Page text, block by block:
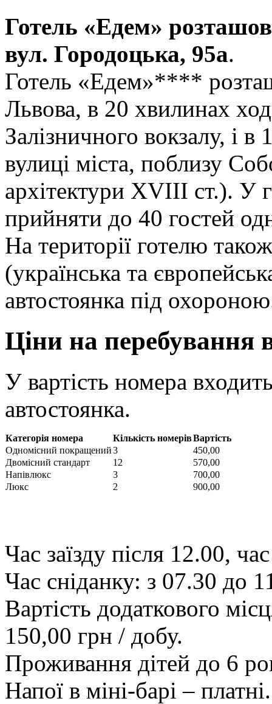
Готель «Едем»
вул. Городоцька, 95а.
Готель «Едем»****
Львова, в 20 хвилинах
Залізничного вокзалу, і
вулиці міста, поблизу
архітектури XVIII ст.). У
прийняти до 40 гостей
На території готелю
(українська та
автостоянка під
Ціни на перебування
У вартість номера
автостоянка.
Категорія номера Кількість номерівВартість
Одномісний покращений3
450,00
Двомісний стандарт
12
570,00
Напівлюкс
3
700,00
Люкс
2 900,00
Час заїзду після 12.00,
Час сніданку: з 07.30 до
Вартість додаткового
150,00 грн / добу.
Проживання дітей до 6
Напої в міні-барі – платні.